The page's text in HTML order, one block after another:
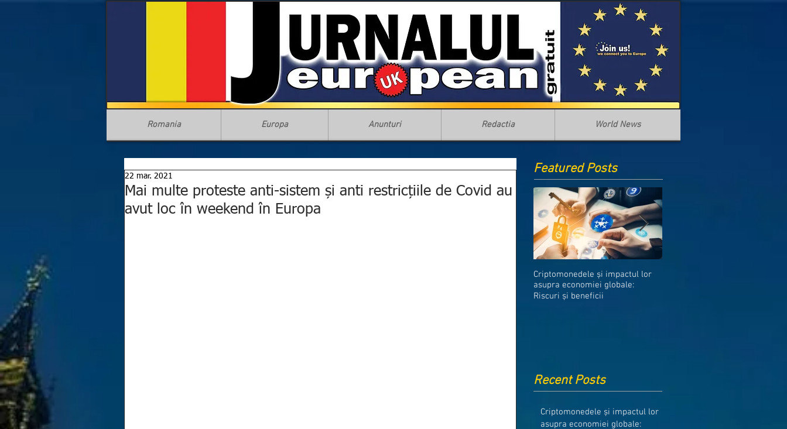
Romania Europa Anunturi Redactia World News
Mai multe proteste anti-sistem și anti restricțiile de Covid au
avut loc în weekend în Europa
22 mar. 2021 Featured Posts
Criptomonedele și impactul lor
asupra economiei globale:
Riscuri și beneficii
Recent Posts
Criptomonedele și impactul lor
asupra economiei globale: